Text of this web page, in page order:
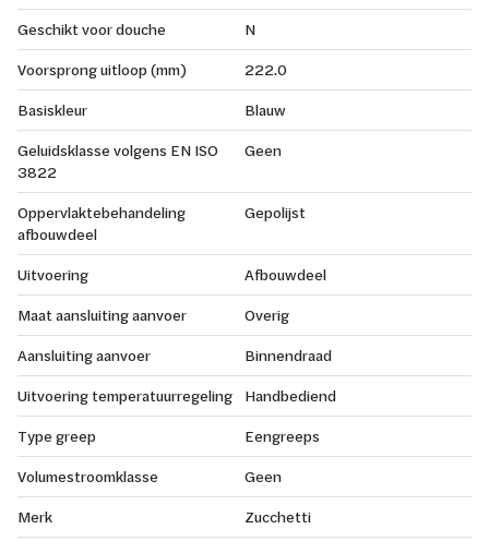
Geschikt voor douche
N
Voorsprong uitloop (mm)
222.0
Basiskleur
Blauw
Geluidsklasse volgens EN ISO
3822
Geen
Oppervlaktebehandeling
afbouwdeel
Gepolijst
Uitvoering
Afbouwdeel
Maat aansluiting aanvoer
Overig
Aansluiting aanvoer
Binnendraad
Uitvoering temperatuurregeling
Handbediend
Type greep
Eengreeps
Volumestroomklasse
Geen
Merk
Zucchetti